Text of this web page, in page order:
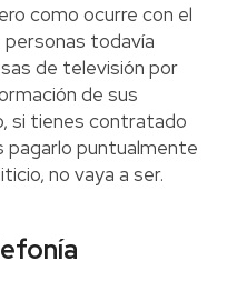
como ocurre con el
personas todavía
de televisión por
de sus
si tienes contratado
puntualmente
no vaya a ser.